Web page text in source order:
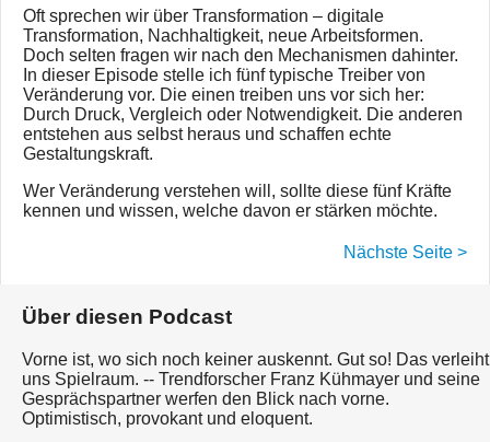
Oft sprechen wir über Transformation – digitale
Transformation, Nachhaltigkeit, neue Arbeitsformen.
Doch selten fragen wir nach den Mechanismen dahinter.
In dieser Episode stelle ich fünf typische Treiber von
Veränderung vor. Die einen treiben uns vor sich her:
Durch Druck, Vergleich oder Notwendigkeit. Die anderen
entstehen aus selbst heraus und schaffen echte
Gestaltungskraft.
Wer Veränderung verstehen will, sollte diese fünf Kräfte
kennen und wissen, welche davon er stärken möchte.
Nächste Seite >
Über diesen Podcast
Vorne ist, wo sich noch keiner auskennt. Gut so! Das verleiht
uns Spielraum. -- Trendforscher Franz Kühmayer und seine
Gesprächspartner werfen den Blick nach vorne.
Optimistisch, provokant und eloquent.